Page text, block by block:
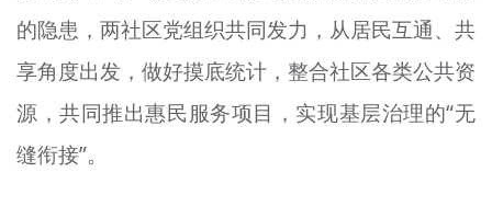
的隐患，两社区党组织共同发力，从居民互通、共
享角度出发，做好摸底统计，整合社区各类公共资
源，共同推出惠民服务项目，实现基层治理的“无
缝衔接”。